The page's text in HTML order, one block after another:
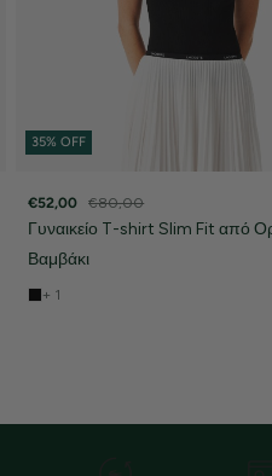
35% OFF
€52,00 €80,00
Γυναικείο T-shirt Slim Fit από
Βαμβάκι
+ 1